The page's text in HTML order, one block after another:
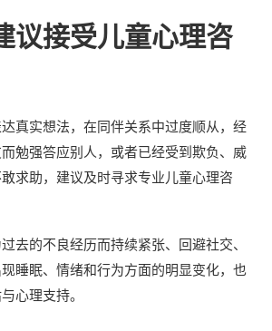
议接受儿童心理咨
真实想法，在同伴关系中过度顺从，经
勉强答应别人，或者已经受到欺负、威
求助，建议及时寻求专业儿童心理咨
去的不良经历而持续紧张、回避社交、
睡眠、情绪和行为方面的明显变化，也
心理支持。